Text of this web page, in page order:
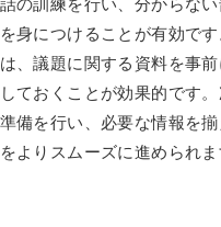
身につけることが有効です
、議題に関する資料を事
ておくことが効果的です
備を行い、必要な情報を揃
よりスムーズに進められま